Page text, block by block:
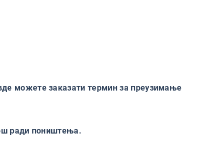
можете заказати термин за преузимање
ради поништења.